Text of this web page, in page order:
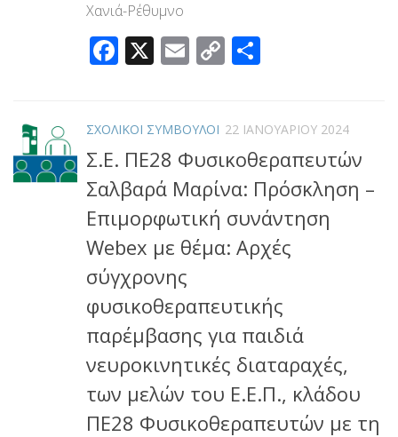
Χανιά-Ρέθυμνο
Facebook
X Email
Copy
ΣΧΟΛΙΚΟΙ ΣΥΜΒΟΥΛΟΙ 22 ΙΑΝΟΥΑΡΊΟΥ 2024
Σ.Ε. ΠΕ28 Φυσικοθεραπευτών
Σαλβαρά Μαρίνα: Πρόσκληση –
Επιμορφωτική συνάντηση
Webex με θέμα: Αρχές
σύγχρονης
φυσικοθεραπευτικής
παρέμβασης για παιδιά
νευροκινητικές διαταραχές,
των μελών του Ε.Ε.Π., κλάδου
ΠΕ28 Φυσικοθεραπευτών με τη